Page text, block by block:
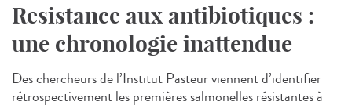
Resistance aux antibiotiques :
une chronologie inattendue
Des chercheurs de l’Institut Pasteur viennent d’identifier
rétrospectivement les premières salmonelles résistantes à